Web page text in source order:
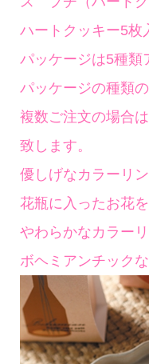
ハートクッキー5枚
パッケージは5種類
パッケージの種類
複数ご注文の場合
致します。
優しげなカラーリ
花瓶に入ったお花
やわらかなカラー
ボヘミアンチック